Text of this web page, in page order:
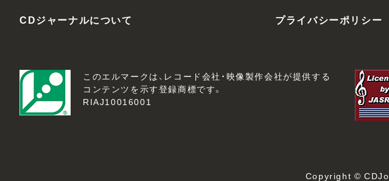
CDジャーナルについて プライバシーポリシー
このエルマークは、レコード会社・映像製作会社が提供する
コンテンツを示す登録商標です。
RIAJ10016001
Copyright ©